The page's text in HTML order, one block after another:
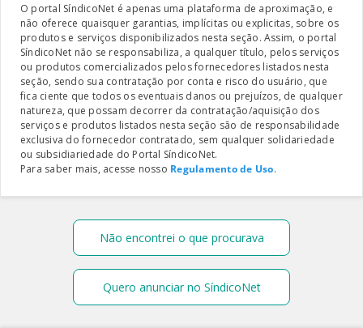
O portal SíndicoNet é apenas uma plataforma de aproximação, e
não oferece quaisquer garantias, implícitas ou explicitas, sobre os
produtos e serviços disponibilizados nesta seção. Assim, o portal
SíndicoNet não se responsabiliza, a qualquer título, pelos serviços
ou produtos comercializados pelos fornecedores listados nesta
seção, sendo sua contratação por conta e risco do usuário, que
fica ciente que todos os eventuais danos ou prejuízos, de qualquer
natureza, que possam decorrer da contratação/aquisição dos
serviços e produtos listados nesta seção são de responsabilidade
exclusiva do fornecedor contratado, sem qualquer solidariedade
ou subsidiariedade do Portal SíndicoNet.
Para saber mais, acesse nosso Regulamento de Uso.
Não encontrei o que procurava
Quero anunciar no SíndicoNet